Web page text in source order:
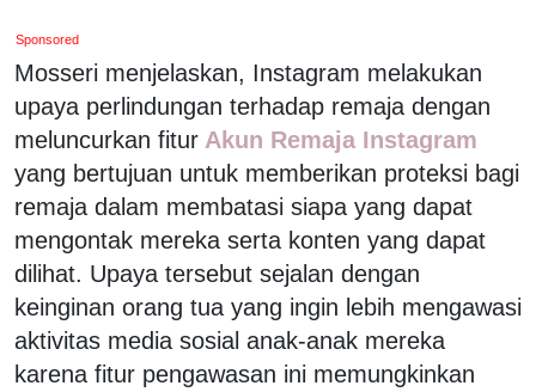
Sponsored
Mosseri menjelaskan, Instagram melakukan
upaya perlindungan terhadap remaja dengan
meluncurkan fitur Akun Remaja Instagram
yang bertujuan untuk memberikan proteksi bagi
remaja dalam membatasi siapa yang dapat
mengontak mereka serta konten yang dapat
dilihat. Upaya tersebut sejalan dengan
keinginan orang tua yang ingin lebih mengawasi
aktivitas media sosial anak-anak mereka
karena fitur pengawasan ini memungkinkan